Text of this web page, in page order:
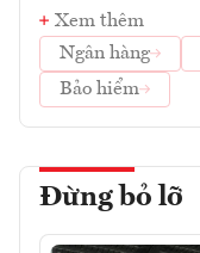
Xem thêm
Ngân hàng
Bảo hiểm
Đừng bỏ lỡ